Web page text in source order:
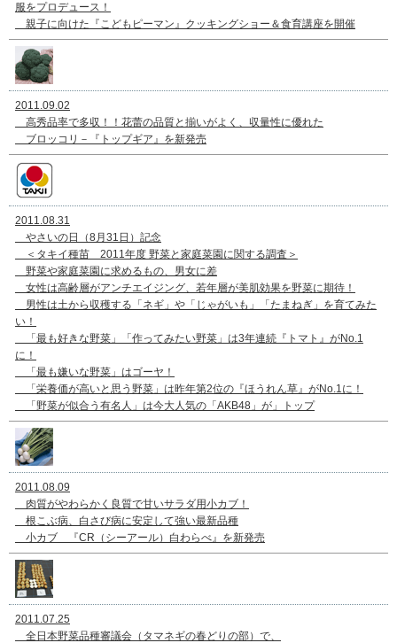
服をプロデュース！
親子に向けた『こどもピーマン』クッキングショー＆食育講座を開催
2011.09.02
高秀品率で多収！！花蕾の品質と揃いがよく、収量性に優れた
ブロッコリ－『トップギア』を新発売
2011.08.31
やさいの日（8月31日）記念
＜タキイ種苗 2011年度 野菜と家庭菜園に関する調査＞
野菜や家庭菜園に求めるもの、男女に差
女性は高齢層がアンチエイジング、若年層が美肌効果を野菜に期待！
男性は土から収穫する「ネギ」や「じゃがいも」「たまねぎ」を育てみた
い！
「最も好きな野菜」「作ってみたい野菜」は3年連続『トマト』がNo.1
に！
「最も嫌いな野菜」はゴーヤ！
「栄養価が高いと思う野菜」は昨年第2位の『ほうれん草』がNo.1に！
「野菜が似合う有名人」は今大人気の「AKB48」が」トップ
2011.08.09
肉質がやわらかく良質で甘いサラダ用小カブ！
根こぶ病、白さび病に安定して強い最新品種
小カブ 『CR（シーアール）白わらべ』を新発売
2011.07.25
全日本野菜品種審議会（タマネギの春どりの部）で、